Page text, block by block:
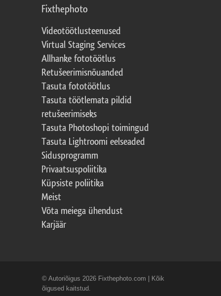
Fixthephoto
Videotöötlusteenused
Virtual Staging Services
Allhanke fototöötlus
Retušeerimisnõuanded
Tasuta fototöötlus
Tasuta töötlemata pildid
retušeerimiseks
Tasuta Photoshopi toimingud
Tasuta Lightroomi eelseaded
Sidusprogramm
Privaatsuspoliitika
Küpsiste poliitika
Meist
Võta meiega ühendust
Karjäär
© Autoriõigus 2026 Fixthephoto.com | Kõik
õigused kaitstud.